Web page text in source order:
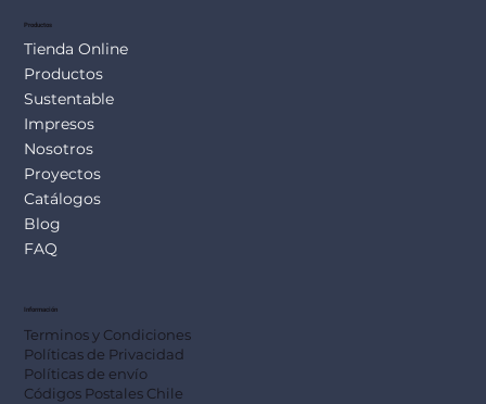
Productos
Tienda Online
Productos
Sustentable
Impresos
Nosotros
Proyectos
Catálogos
Blog
FAQ
Información
Terminos y Condiciones
Políticas de Privacidad
Políticas de envío
Códigos Postales Chile